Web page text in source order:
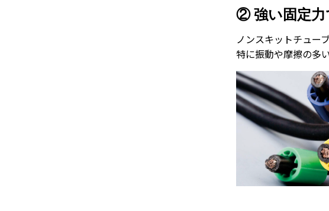
② 強い固定力
ノンスキットチュー
特に振動や摩擦の多